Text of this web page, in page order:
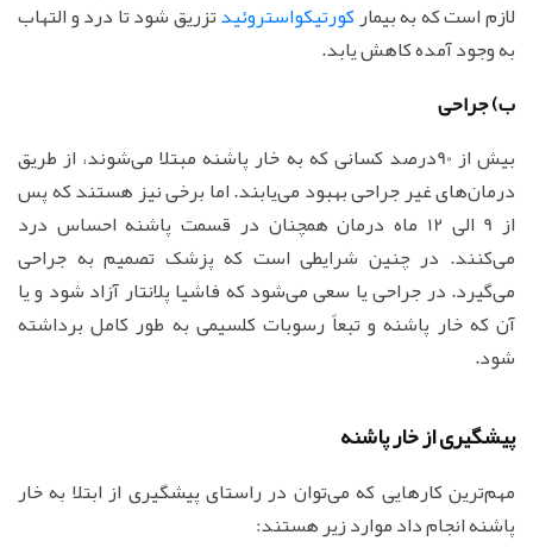
لازم است که به بیمارکورتیکواستروئیدتزریق شود تا درد و التهاب
به وجود آمده کاهش یابد.
ب) جراحی
بیش از 90درصد کسانی که به خار پاشنه مبتلا می‌شوند، از طریق
درمان‌های غیر جراحی بهبود می‌یابند. اما برخی نیز هستند که پس
از 9 الی 12 ماه درمان همچنان در قسمت پاشنه احساس درد
می‌کنند. در چنین شرایطی است که پزشک تصمیم به جراحی
می‌گیرد. در جراحی یا سعی می‌شود که فاشیا پلانتار آزاد شود و یا
آن که خار پاشنه و تبعاً رسوبات کلسیمی به طور کامل برداشته
شود.
پیشگیری از خار پاشنه
مهم‌ترین کارهایی که می‌توان در راستای پیشگیری از ابتلا به خار
پاشنه انجام داد موارد زیر هستند: